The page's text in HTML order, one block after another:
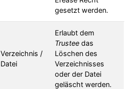
gesetzt werden.
Verzeichnis /
Datei
Erlaubt dem
Trustee das
Löschen des
Verzeichnisses
oder der Datei
geläscht werden.